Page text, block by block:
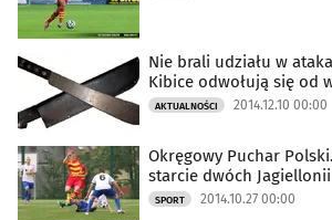
Nie brali udziału w
Kibice odwołują się od
AKTUALNOŚCI 2014.12.10 00:00
Okręgowy Puchar
starcie dwóch Jagiellonii
SPORT 2014.10.27 00:00